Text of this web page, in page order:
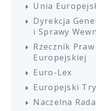
Unia
Dyrekcja
i Sprawy
Rzecznik
Europejskiej
Euro-Lex
Europejski
Naczelna